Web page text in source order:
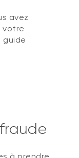
avez
votre
guide
à prendre